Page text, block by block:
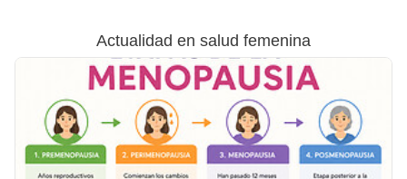
Actualidad en salud femenina